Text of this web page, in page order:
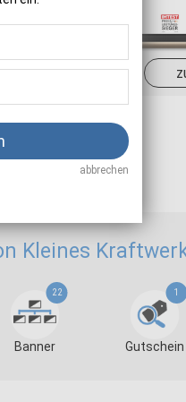
Kleines
22
Banner
1
Gutschein
abbrechen